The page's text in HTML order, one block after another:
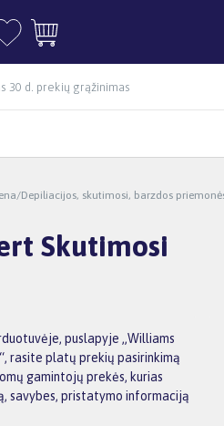
30 d. prekių grąžinimas
/Depiliacijos, skutimosi, barzdos
Skutimosi
puslapyje „Williams
rasite platų prekių pasirinkimą
gamintojų prekės, kurias
savybes, pristatymo informaciją